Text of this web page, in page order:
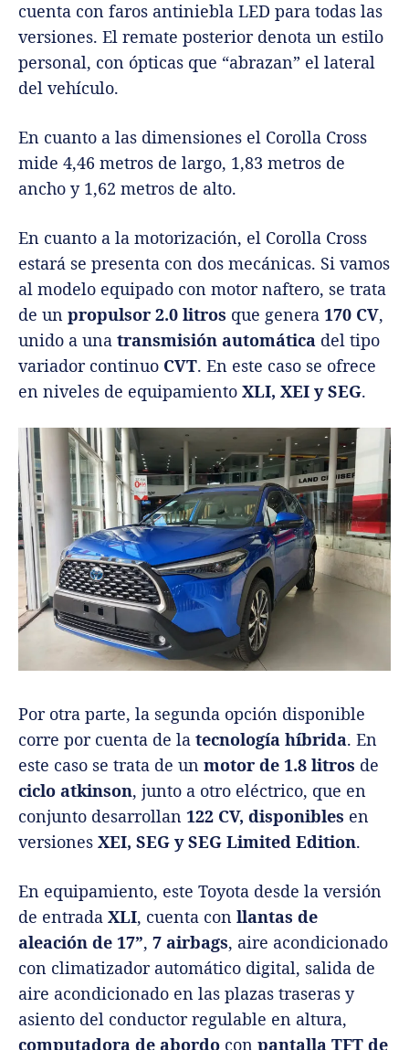
cuenta con faros antiniebla LED para todas las
versiones. El remate posterior denota un estilo
personal, con ópticas que “abrazan” el lateral
del vehículo.
En cuanto a las dimensiones el Corolla Cross
mide 4,46 metros de largo, 1,83 metros de
ancho y 1,62 metros de alto.
En cuanto a la motorización, el Corolla Cross
estará se presenta con dos mecánicas. Si vamos
al modelo equipado con motor naftero, se trata
de un propulsor 2.0 litros que genera 170 CV,
unido a una transmisión automática del tipo
variador continuo CVT. En este caso se ofrece
en niveles de equipamiento XLI, XEI y SEG.
Por otra parte, la segunda opción disponible
corre por cuenta de la tecnología híbrida. En
este caso se trata de un motor de 1.8 litros de
ciclo atkinson, junto a otro eléctrico, que en
conjunto desarrollan 122 CV, disponibles en
versiones XEI, SEG y SEG Limited Edition.
En equipamiento, este Toyota desde la versión
de entrada XLI, cuenta con llantas de
aleación de 17”, 7 airbags, aire acondicionado
con climatizador automático digital, salida de
aire acondicionado en las plazas traseras y
asiento del conductor regulable en altura,
computadora de abordo con pantalla TFT de